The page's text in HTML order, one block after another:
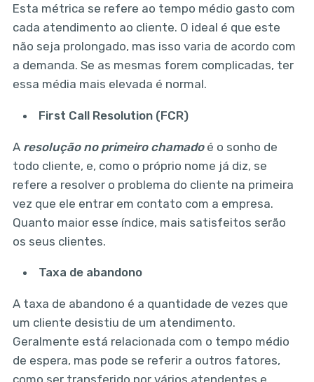
Esta métrica se refere ao tempo médio gasto com
cada atendimento ao cliente. O ideal é que este
não seja prolongado, mas isso varia de acordo com
a demanda. Se as mesmas forem complicadas, ter
essa média mais elevada é normal.
First Call Resolution (FCR)
A resolução no primeiro chamadoé o sonho de
todo cliente, e, como o próprio nome já diz, se
refere a resolver o problema do cliente na primeira
vez que ele entrar em contato com a empresa.
Quanto maior esse índice, mais satisfeitos serão
os seus clientes.
Taxa de abandono
A taxa de abandono é a quantidade de vezes que
um cliente desistiu de um atendimento.
Geralmente está relacionada com o tempo médio
de espera, mas pode se referir a outros fatores,